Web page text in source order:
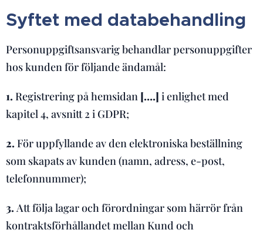
Syftet med databehandling
Personuppgiftsansvarig behandlar personuppgifter
hos kunden för följande ändamål:
1. Registrering på hemsidan [….] i enlighet med
kapitel 4, avsnitt 2 i GDPR;
2. För uppfyllande av den elektroniska beställning
som skapats av kunden (namn, adress, e-post,
telefonnummer);
3. Att följa lagar och förordningar som härrör från
kontraktsförhållandet mellan Kund och